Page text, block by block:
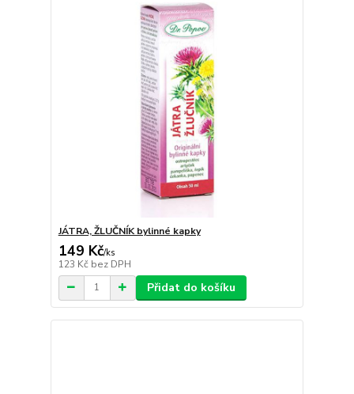
JÁTRA, ŽLUČNÍK bylinné kapky
149 Kč/ks
123 Kč bez DPH
Přidat do košíku